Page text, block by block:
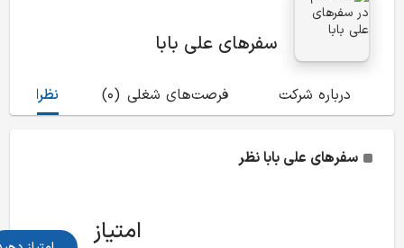
سفرهای علی بابا
درباره شرکت (0) فرصت‌های شغلی نظرات
سفرهای علی بابانظر
امتیاز